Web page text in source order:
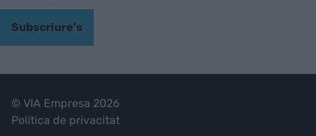
Subscriure's
© VIA Empresa 2026
Política de privacitat